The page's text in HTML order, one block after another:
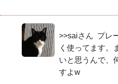
>>saiさん  プレ
く使ってます。
いと思うんで、
すよw